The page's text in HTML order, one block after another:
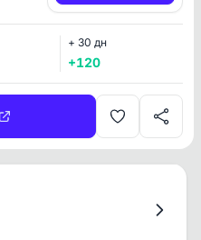
+ 30 дн
+120